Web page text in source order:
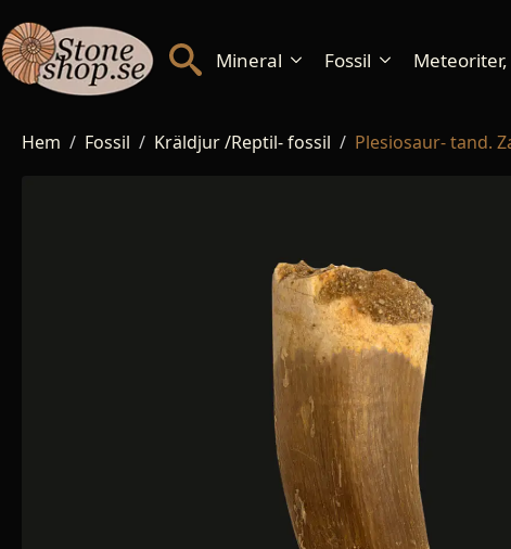
Mineral Fossil
Hem Fossil Kräldjur /Reptil- fossil Plesiosaur- tand.